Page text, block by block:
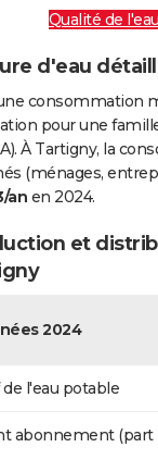
Qualité de
d'eau
consommation
pour une
À Tartigny, la
(ménages,
an en 2024.
et
2024
de l'eau potable
abonnement (part